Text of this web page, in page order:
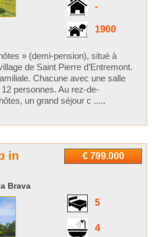
-
1900
» (demi-pension), situé à
de Saint Pierre d’Entremont.
Chacune avec une salle
personnes. Au rez-de-
un grand séjour c .....
€ 799.000
in
Brava
5
4